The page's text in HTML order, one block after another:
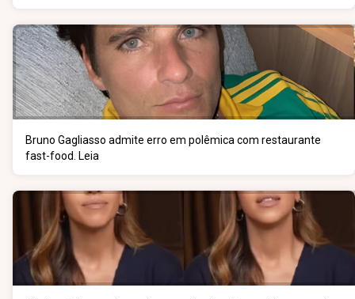
Bruno Gagliasso admite erro em polêmica com restaurante
fast-food. Leia